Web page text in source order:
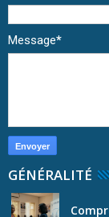
Message*
GÉNÉRALITÉ